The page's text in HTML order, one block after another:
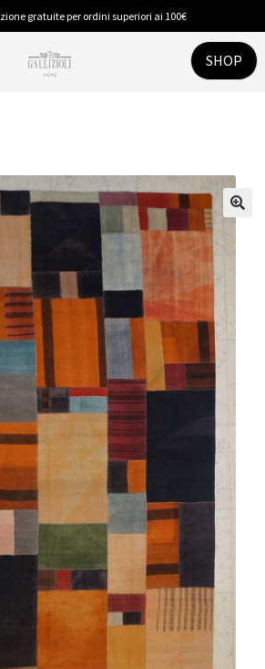
gratuite per ordini superiori ai 100€
SHOP